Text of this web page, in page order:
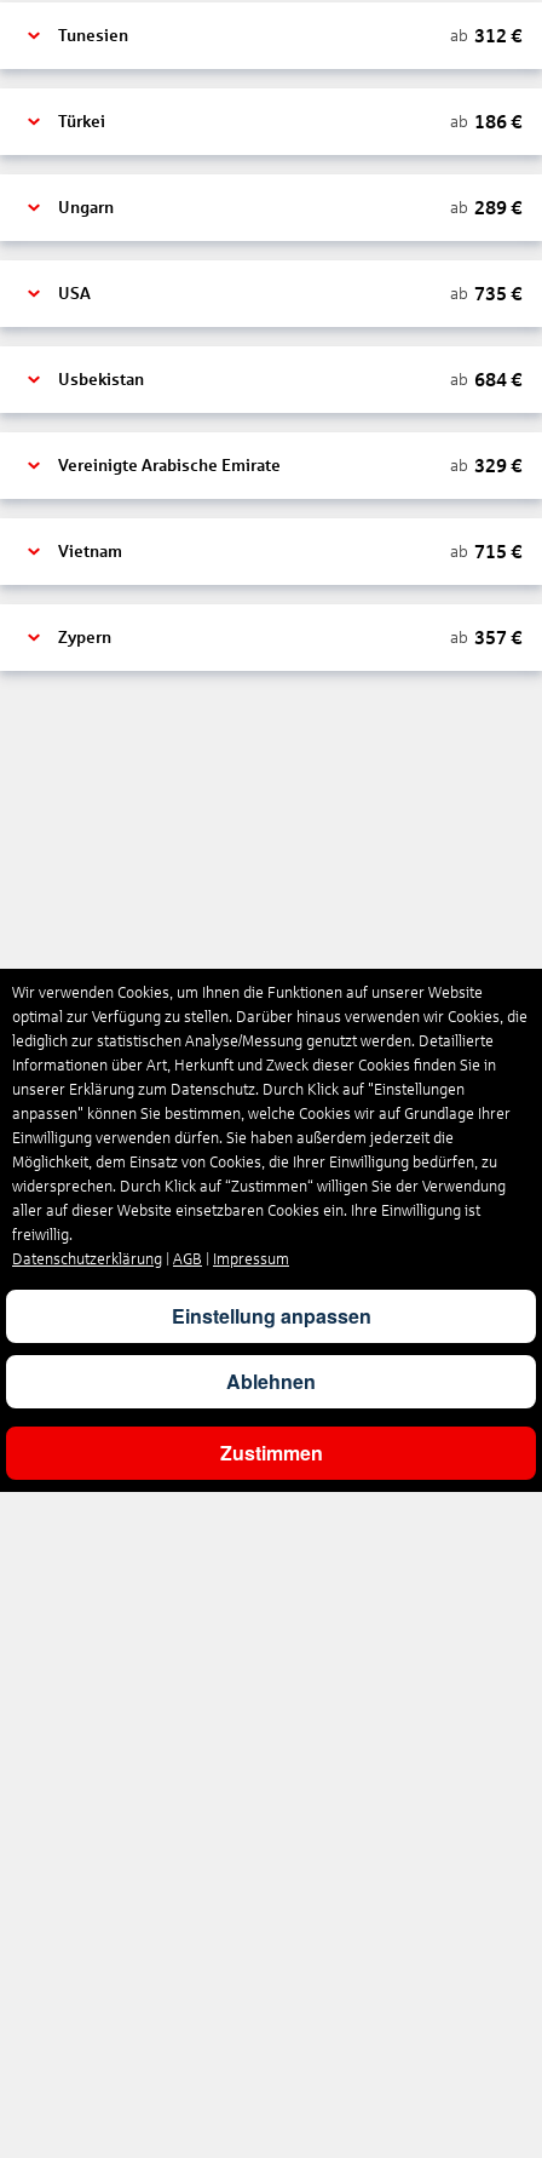
Ergebnisse filtern
Tunesien ab 312 €
Türkei ab 186€
Ungarn ab 289€
USA ab 735 €
Usbekistan ab 684€
Vereinigte Arabische Emirate ab 329€
Vietnam ab 715 €
Zypern ab 357 €
Wir verwenden Cookies, um Ihnen die Funktionen auf unserer Website
optimal zur Verfügung zu stellen. Darüber hinaus verwenden wir Cookies, die
lediglich zur statistischen Analyse/Messung genutzt werden. Detaillierte
Informationen über Art, Herkunft und Zweck dieser Cookies finden Sie in
unserer Erklärung zum Datenschutz. Durch Klick auf "Einstellungen
anpassen" können Sie bestimmen, welche Cookies wir auf Grundlage Ihrer
Einwilligung verwenden dürfen. Sie haben außerdem jederzeit die
Möglichkeit, dem Einsatz von Cookies, die Ihrer Einwilligung bedürfen, zu
widersprechen. Durch Klick auf “Zustimmen“ willigen Sie der Verwendung
aller auf dieser Website einsetzbaren Cookies ein. Ihre Einwilligung ist
freiwillig.
Datenschutzerklärung
AGB Impressum
Einstellung anpassen
Ablehnen
Zustimmen